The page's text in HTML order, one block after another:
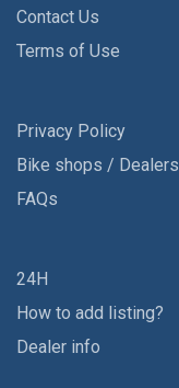
Contact Us
Terms of Use
Privacy Policy
Bike shops / Dealers
FAQs
24H
How to add listing?
Dealer info